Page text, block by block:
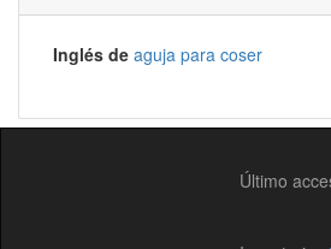
Inglés de aguja para coser
Último